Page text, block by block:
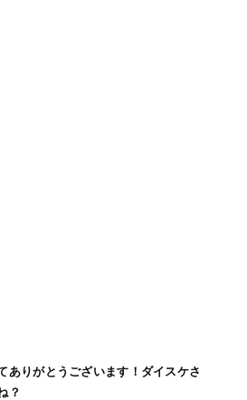
りがとうございます！ダイスケさ
？